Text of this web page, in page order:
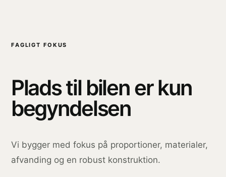
FAGLIGT FOKUS
Plads til bilen er kun
begyndelsen
Vi bygger med fokus på proportioner, materialer,
afvanding og en robust konstruktion.